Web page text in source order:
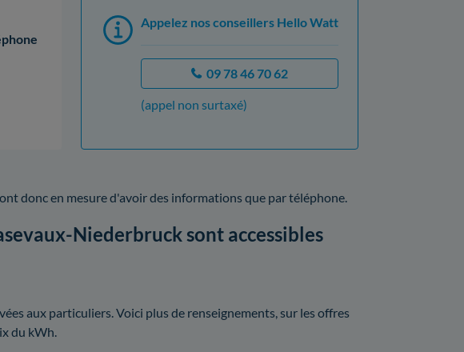
Appelez nos conseillers Hello Watt
09 78 46 70 62
(appel non surtaxé)
donc en mesure d'avoir des informations que par téléphone.
Niederbruck sont accessibles
aux particuliers. Voici plus de renseignements, sur les offres
du kWh.